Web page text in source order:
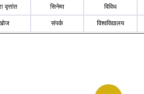
वृत्तांत सिनेमा विविध
संपर्क विश्वविद्यालय